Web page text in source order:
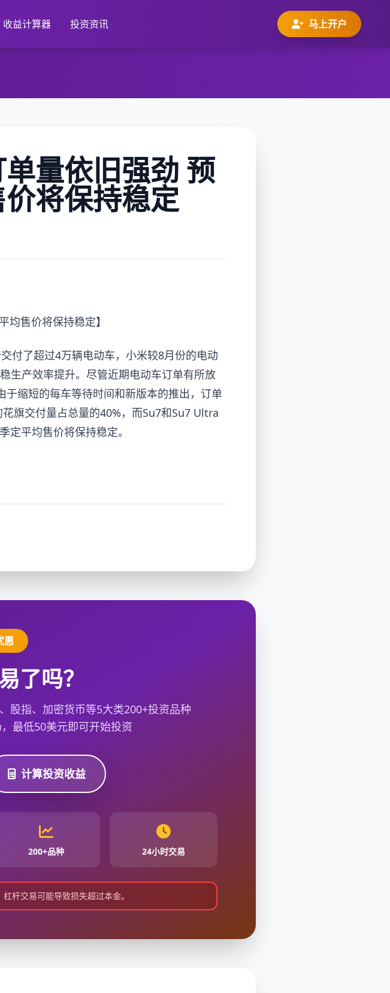
收益计算器 投资资讯 马上开户
量依旧强劲 预
将保持稳定
均售价将保持稳定】
付了超过4万辆电动车，小米较8月份的电动
生产效率提升。尽管近期电动车订单有所放
缩短的每车等待时间和新版本的推出，订单
旗交付量占总量的40%，而Su7和Su7 Ultra
定平均售价将保持稳定。
惠
了吗？
股指、加密货币等5大类200+投资品种
最低50美元即可开始投资
计算投资收益
200+品种 24小时交易
杆交易可能导致损失超过本金。